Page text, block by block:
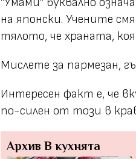
на японски. Учените
тялото, че храната,
Мислете за пармезан,
Интересен факт е, че
по-силен от този в
Архив В кухнята